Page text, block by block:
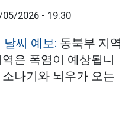
05/2026 - 19:30
날씨 예보: 동북부 지역
은 폭염이 예상됩니
나기와 뇌우가 오는